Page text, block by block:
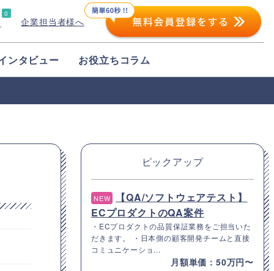
0
企業担当者様へ
ンタビュー お役立ちコラム
ピックアップ
NEW
【QA/ソフトウェアテスト】
ECプロダクトのQA案件
・ECプロダクトの品質保証業務をご担当いた
だきます。 ・日本側の顧客開発チームと直接
コミュニケーショ...
月額単価：50万円〜